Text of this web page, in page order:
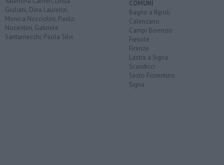
Giuliani, Dina Laurenzi,
Monica Nocciolini, Paolo
Nocentini, Gabriele
Santarnecchi, Paola Silvi.
COMUNI
Bagno a Ripoli
Calenzano
Campi Bisenzio
Fiesole
Firenze
Lastra a Signa
Scandicci
Sesto Fiorentino
Signa